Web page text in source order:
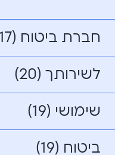
חברת ביטוח (17)
לשירותך (20)
שימושי (19)
ביטוח (19)